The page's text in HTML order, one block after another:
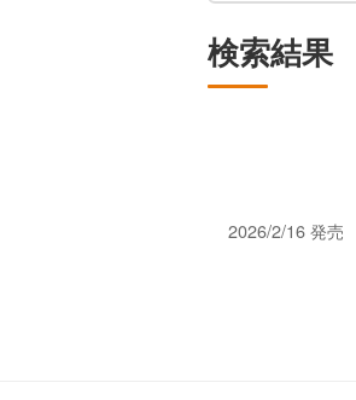
検索結果
2026/2/16 発売